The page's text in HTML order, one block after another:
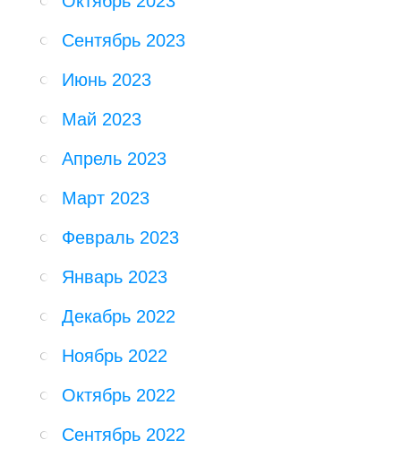
Сентябрь 2023
Июнь 2023
Май 2023
Апрель 2023
Март 2023
Февраль 2023
Январь 2023
Декабрь 2022
Ноябрь 2022
Октябрь 2022
Сентябрь 2022